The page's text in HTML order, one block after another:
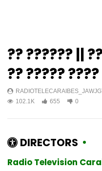
?? ?????? ||
?? ????? ????
102.1K
655 0
DIRECTORS
Radio Television